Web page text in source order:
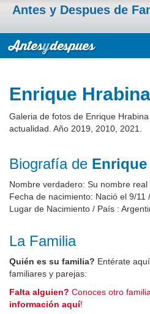
Antes y Despues de
Enrique Hrabina
Galeria de fotos de Enrique
actualidad. Año 2019, 2010, 2021.
Biografía de
Nombre verdadero: Su nombre real
Fecha de nacimiento: Nació el 9/11
Lugar de Nacimiento / País :
La Familia
Quién es su familia? Entérate
familiares y parejas:
Falta alguien? Conoces otro
información aquí!